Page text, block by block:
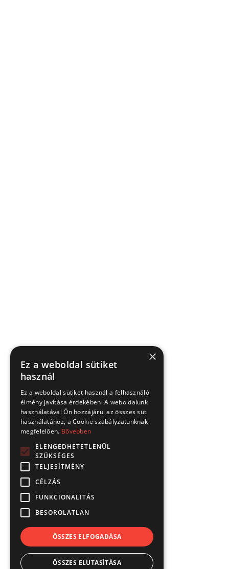
×
Ez a weboldal sütiket
használ
Ez a weboldal sütiket használ a felhasználói
élmény javítása érdekében. A weboldalunk
használatával Ön hozzájárul az összes süti
használatához, a Cookie szabályzatunknak
megfelelően. Bővebben
ELENGEDHETETLENÜL
SZÜKSÉGES
TELJESÍTMÉNY
CÉLZÁS
FUNKCIONALITÁS
BESOROLATLAN
ÖSSZES ELFOGADÁSA
ÖSSZES ELUTASÍTÁSA